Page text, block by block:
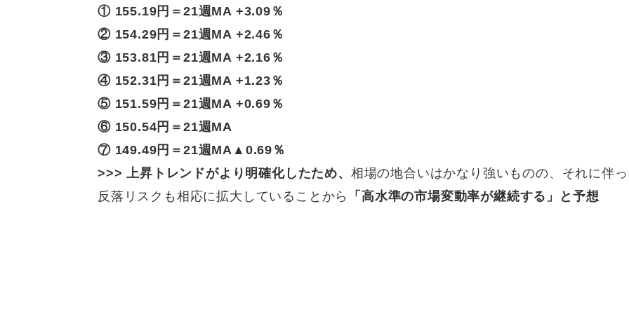
① 155.19 円 ＝21週MA +3.09％
② 154.29円＝21週MA +2.46％
③ 153.81円＝21週MA +2.16％
④ 152.31 円 ＝21週MA +1.23％
⑤ 151.59円＝21週MA +0.69％
⑥ 150.54円＝21週MA
⑦ 149.49円＝21週MA▲0.69％
>>>上昇トレンドがより明確化したため、 相場の地合いはかなり強いものの、それに伴
反落リスクも相応に拡大していることから
「高水準の市場変動率が継続する」と予想